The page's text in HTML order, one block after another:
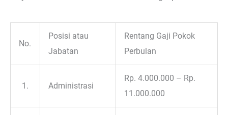
No.
Posisi atau
Jabatan
Rentang Gaji Pokok
Perbulan
1. Administrasi
Rp. 4.000.000 – Rp.
11.000.000